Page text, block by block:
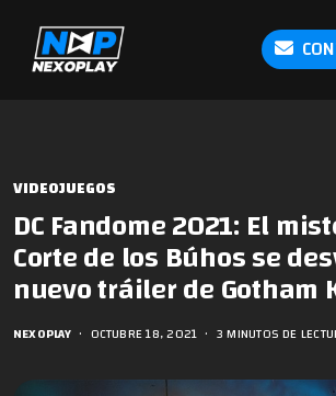
VIDEOJUEGOS
DC Fandome 2021: El
Corte de los Búhos se
nuevo tráiler de Gotham
NEXOPLAY • OCTUBRE 18, 2021 • 3 MINUTOS DE